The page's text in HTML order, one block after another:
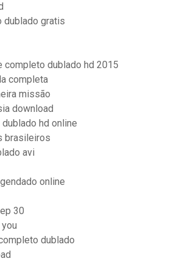
dublado gratis
dublado hd 2015
completa
missão
download
hd online
brasileiros
avi
online
30
dublado